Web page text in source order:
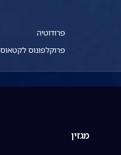
פרודוטיה
פרוקלפונוס לקטאוס
מגזין